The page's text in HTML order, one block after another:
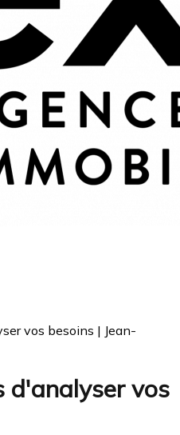
vos besoins | Jean-
d'analyser vos